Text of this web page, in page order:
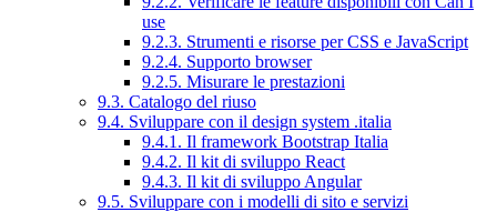
use
9.2.3. Strumenti e risorse per CSS e JavaScript
9.2.4. Supporto browser
9.2.5. Misurare le prestazioni
9.3. Catalogo del riuso
9.4. Sviluppare con il design system .italia
9.4.1. Il framework Bootstrap Italia
9.4.2. Il kit di sviluppo React
9.4.3. Il kit di sviluppo Angular
9.5. Sviluppare con i modelli di sito e servizi